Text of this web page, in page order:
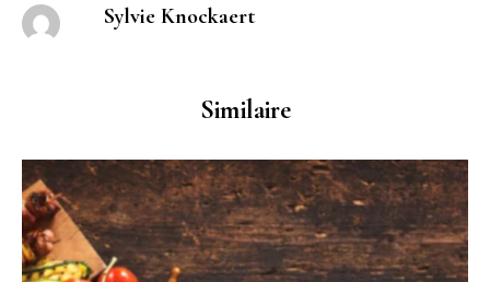
Sylvie Knockaert
Similaire